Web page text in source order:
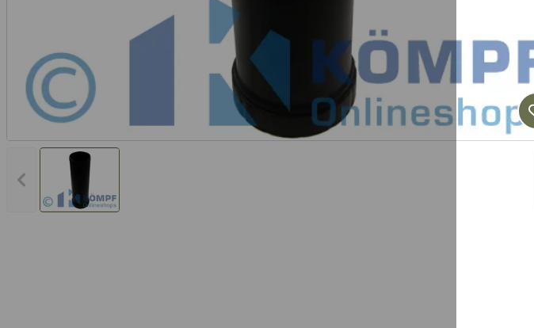
Vorheriges Bild anzeigen